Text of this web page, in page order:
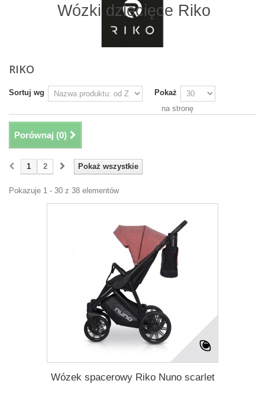
Wózki dziecięce Riko
RIKO
Sortuj wg
Pokaż
na stronę
Porównaj (0)
Pokaż wszystkie
1 2
Pokazuje 1 - 30 z 38 elementów
Wózek spacerowy Riko Nuno scarlet